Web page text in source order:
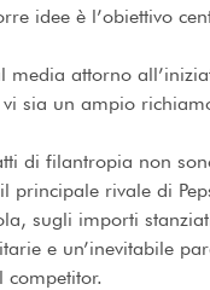
idee è l’obiettivo
media attorno
sia un ampio
di filantropia non
principale rivale di
sugli importi
e un’inevitabile
competitor.